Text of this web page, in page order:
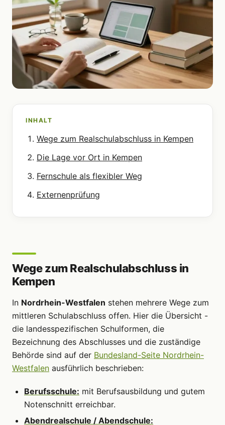
INHALT
Wege zum Realschulabschluss in Kempen
Die Lage vor Ort in Kempen
Fernschule als flexibler Weg
Externenprüfung
Wege zum Realschulabschluss in
Kempen
In Nordrhein-Westfalen stehen mehrere Wege zum
mittleren Schulabschluss offen. Hier die Übersicht -
die landesspezifischen Schulformen, die
Bezeichnung des Abschlusses und die zuständige
Behörde sind auf der Bundesland-Seite Nordrhein-
Westfalen ausführlich beschrieben:
Berufsschule: mit Berufsausbildung und gutem
Notenschnitt erreichbar.
Abendrealschule / Abendschule: